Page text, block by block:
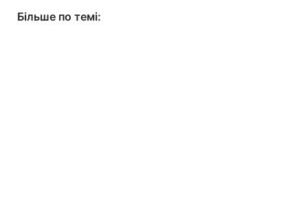
Більше по темі: